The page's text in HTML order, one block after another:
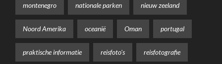
montenegro nationale parken nieuw zeeland
Noord Amerika oceanië Oman portugal
praktische informatie reisfoto's reisfotografie